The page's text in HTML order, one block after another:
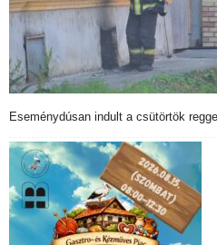
Eseménydúsan indult a csütörtök